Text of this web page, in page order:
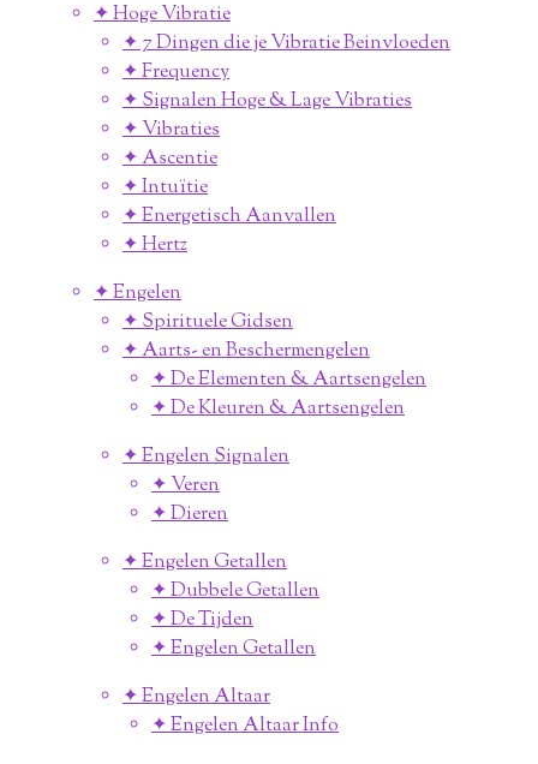
✦ Hoge Vibratie
✦ 7 Dingen die je Vibratie Beinvloeden
✦ Frequency
✦ Signalen Hoge & Lage Vibraties
✦ Vibraties
✦ Ascentie
✦ Intuïtie
✦ Energetisch Aanvallen
✦ Hertz
✦ Engelen
✦ Spirituele Gidsen
✦ Aarts- en Beschermengelen
✦ De Elementen & Aartsengelen
✦ De Kleuren & Aartsengelen
✦ Engelen Signalen
✦ Veren
✦ Dieren
✦ Engelen Getallen
✦ Dubbele Getallen
✦ De Tijden
✦ Engelen Getallen
✦ Engelen Altaar
✦ Engelen Altaar Info